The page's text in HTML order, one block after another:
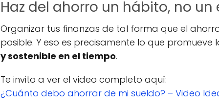
Haz del ahorro un hábito, no un
Organizar tus finanzas de tal forma que el
posible. Y eso es precisamente lo que promueve
y sostenible en el tiempo.
Te invito a ver el video completo aquí:
¿Cuánto debo ahorrar de mi sueldo? – Video